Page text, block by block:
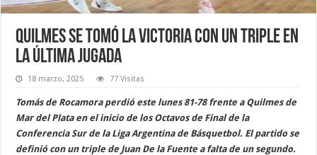
Quilmes se tomó la victoria con un triple en
la última jugada
18 marzo, 2025 77 Visitas
Tomás de Rocamora perdió este lunes 81-78 frente a Quilmes de
Mar del Plata en el inicio de los Octavos de Final de la
Conferencia Sur de la Liga Argentina de Básquetbol. El partido se
definió con un triple de Juan De la Fuente a falta de un segundo.